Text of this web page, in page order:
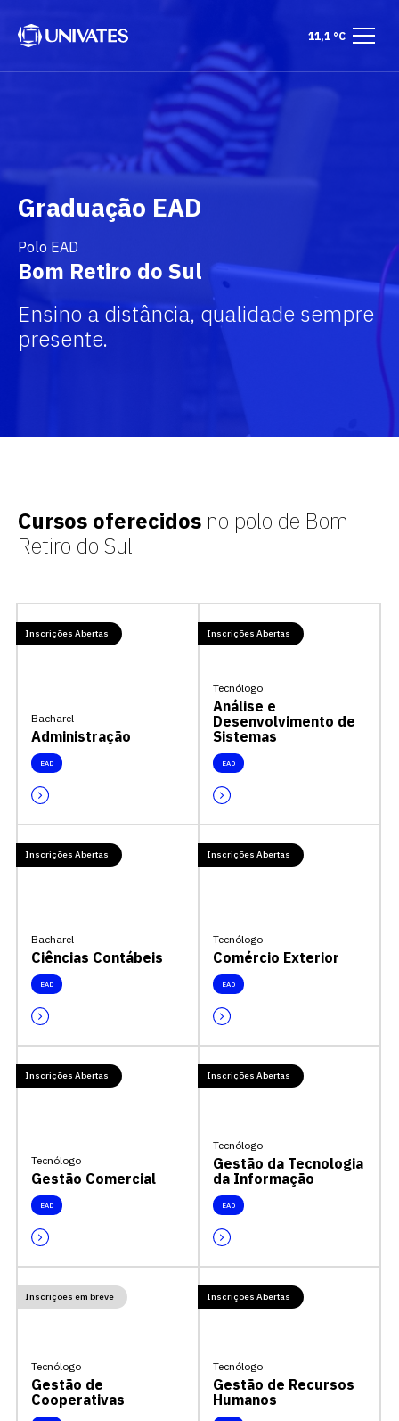
11,1 °C
Graduação EAD
Polo EAD
Bom Retiro do Sul
Ensino a distância, qualidade sempre
presente.
Cursos oferecidos no polo de Bom
Retiro do Sul
Inscrições Abertas
Bacharel
Administração
EAD
Inscrições Abertas
Tecnólogo
Análise e
Desenvolvimento de
Sistemas
EAD
Inscrições Abertas
Bacharel
Ciências Contábeis
EAD
Inscrições Abertas
Tecnólogo
Comércio Exterior
EAD
Inscrições Abertas
Tecnólogo
Gestão Comercial
EAD
Inscrições Abertas
Tecnólogo
Gestão da Tecnologia
da Informação
EAD
Inscrições em breve
Tecnólogo
Gestão de
Cooperativas
Inscrições Abertas
Tecnólogo
Gestão de Recursos
Humanos